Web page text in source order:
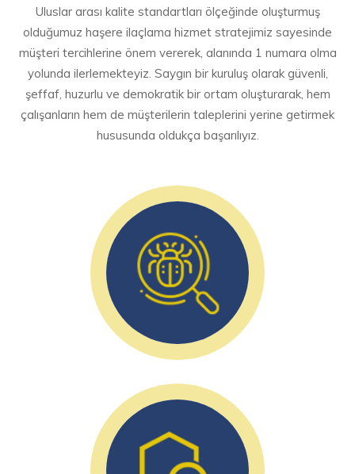
Uluslar arası kalite standartları ölçeğinde oluşturmuş
olduğumuz haşere ilaçlama hizmet stratejimiz sayesinde
müşteri tercihlerine önem vererek, alanında 1 numara olma
yolunda ilerlemekteyiz. Saygın bir kuruluş olarak güvenli,
şeffaf, huzurlu ve demokratik bir ortam oluşturarak, hem
çalışanların hem de müşterilerin taleplerini yerine getirmek
hususunda oldukça başarılıyız.